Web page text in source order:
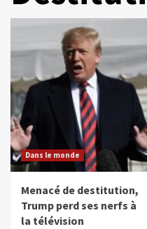
Dans le monde
Menacé de destitution,
Trump perd ses nerfs à
la télévision